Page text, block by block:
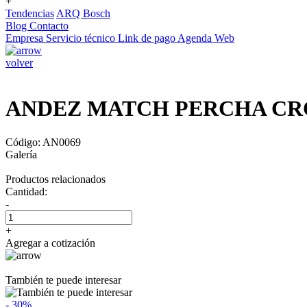
Tendencias ARQ Bosch
Blog Contacto
Empresa Servicio técnico Link de pago Agenda Web
volver
ANDEZ MATCH PERCHA
Código: AN0069
Galería
Productos relacionados
Cantidad:
-
+
Agregar a cotización
También te puede interesar
- 30%